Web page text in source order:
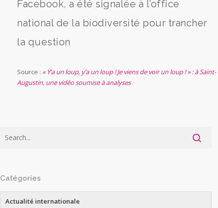
Facebook, a été signalée à l’office
national de la biodiversité pour trancher
la question
Source : « Y’a un loup, y’a un loup ! Je viens de voir un loup ! » : à Saint-
Augustin, une vidéo soumise à analyses
Catégories
Actualité internationale